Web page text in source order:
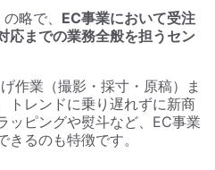
略で、 EC事業において受注
応までの業務全般を担うセン
作業（撮影・採寸・原稿）ま
トレンドに乗り遅れずに新商
ッピングや熨斗など、EC事業
るのも特徴です。